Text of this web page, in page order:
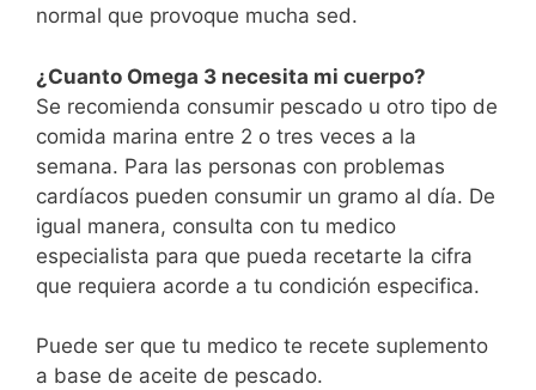
normal que provoque mucha sed.
¿Cuanto Omega 3 necesita mi cuerpo?
Se recomienda consumir pescado u otro tipo de
comida marina entre 2 o tres veces a la
semana. Para las personas con problemas
cardíacos pueden consumir un gramo al día. De
igual manera, consulta con tu medico
especialista para que pueda recetarte la cifra
que requiera acorde a tu condición especifica.
Puede ser que tu medico te recete suplemento
a base de aceite de pescado.